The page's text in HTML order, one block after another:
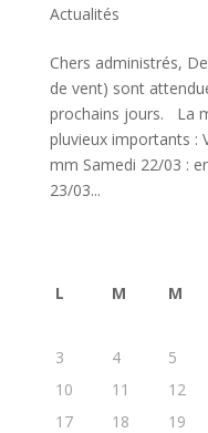
Actualités
Chers administrés,
de vent) sont
prochains jours. La
pluvieux importants :
mm Samedi 22/03 :
23/03...
L M M
3
4 5
10
11 12
17
18 19